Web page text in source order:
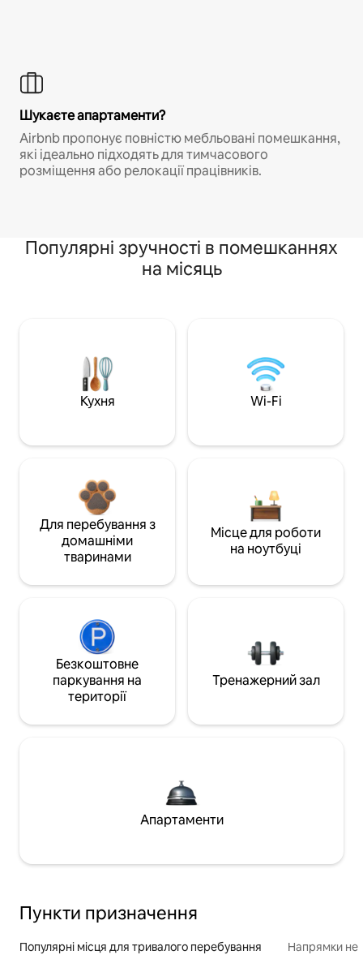
Шукаєте апартаменти?
Airbnb пропонує повністю мебльовані помешкання,
які ідеально підходять для тимчасового
розміщення або релокації працівників.
Популярні зручності в помешканнях
на місяць
Кухня Wi-Fi
Для перебування з
домашніми
тваринами
Місце для роботи
на ноутбуці
Безкоштовне
паркування на
території
Тренажерний зал
Апартаменти
Пункти призначення
Популярні місця для тривалого перебування Напрямки